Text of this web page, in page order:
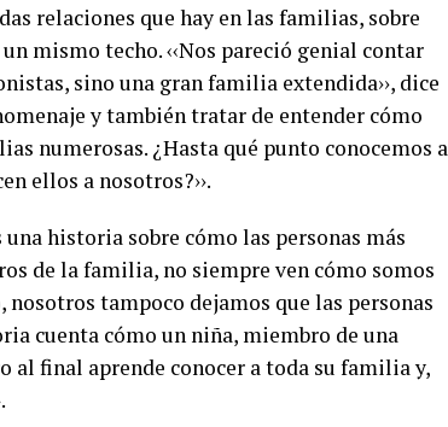
relaciones que hay en las familias, sobre
mismo techo. ‹‹Nos pareció genial contar
sino una gran familia extendida››, dice
y también tratar de entender cómo
numerosas. ¿Hasta qué punto conocemos a
ellos a nosotros?››.
una historia sobre cómo las personas más
de la familia, no siempre ven cómo somos
tampoco dejamos que las personas
cuenta cómo un niña, miembro de una
final aprende conocer a toda su familia y,